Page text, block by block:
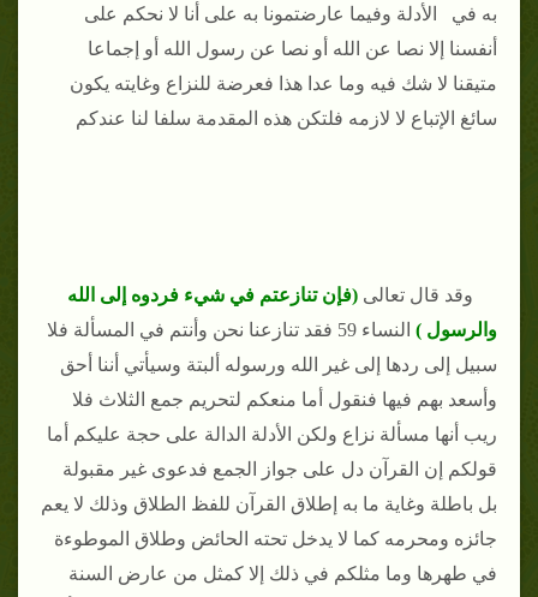
به في الأدلة وفيما عارضتمونا به على أنا لا نحكم على
أنفسنا إلا نصا عن الله أو نصا عن رسول الله أو إجماعا
متيقنا لا شك فيه وما عدا هذا فعرضة للنزاع وغايته يكون
سائغ الإتباع لا لازمه فلتكن هذه المقدمة سلفا لنا عندكم
وقد قال تعالى (فإن تنازعتم في شيء فردوه إلى الله
والرسول )
النساء 59 فقد تنازعنا نحن وأنتم في المسألة فلا
سبيل إلى ردها إلى غير الله ورسوله ألبتة وسيأتي أننا أحق
وأسعد بهم فيها فنقول أما منعكم لتحريم جمع الثلاث فلا
ريب أنها مسألة نزاع ولكن الأدلة الدالة على حجة عليكم أما
قولكم إن القرآن دل على جواز الجمع فدعوى غير مقبولة
بل باطلة وغاية ما به إطلاق القرآن للفظ الطلاق وذلك لا يعم
جائزه ومحرمه كما لا يدخل تحته الحائض وطلاق الموطوءة
في طهرها وما مثلكم في ذلك إلا كمثل من عارض السنة